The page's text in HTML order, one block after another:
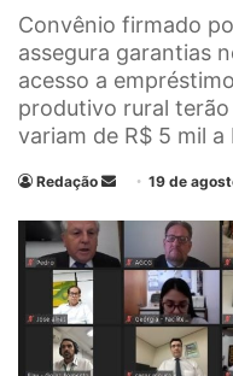
Convênio firmado
assegura garantias
acesso a
produtivo rural
variam de R$ 5 mil a
Redação
n
d
19 de